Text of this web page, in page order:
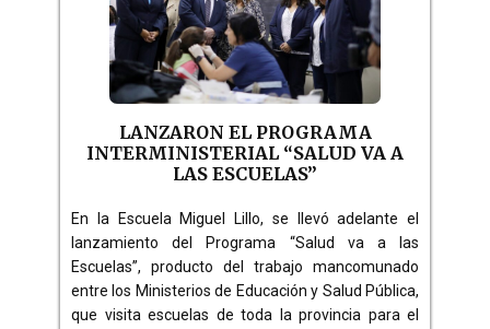
LANZARON EL PROGRAMA
INTERMINISTERIAL “SALUD VA A
LAS ESCUELAS”
En la Escuela Miguel Lillo, se llevó adelante el
lanzamiento del Programa “Salud va a las
Escuelas”, producto del trabajo mancomunado
entre los Ministerios de Educación y Salud Pública,
que visita escuelas de toda la provincia para el